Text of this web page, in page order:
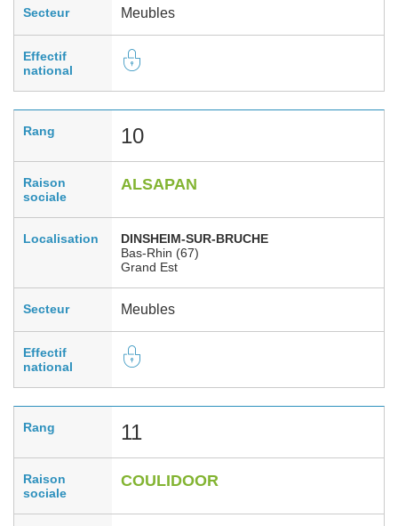
Secteur Meubles
Effectif
national
Rang 10
Raison
sociale
ALSAPAN
Localisation
DINSHEIM-SUR-BRUCHE
Bas-Rhin (67)
Grand Est
Secteur Meubles
Effectif
national
Rang 11
Raison
sociale
COULIDOOR